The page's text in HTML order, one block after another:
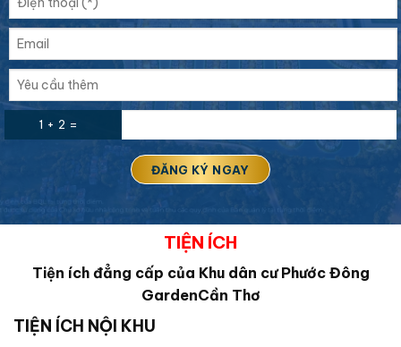
1 + 2 =
TIỆN ÍCH
Tiện ích đẳng cấp của Khu dân cư Phước Đông
GardenCần Thơ
TIỆN ÍCH NỘI KHU